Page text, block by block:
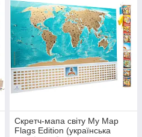
Скретч-мапа світу My Map
Flags Edition (українська